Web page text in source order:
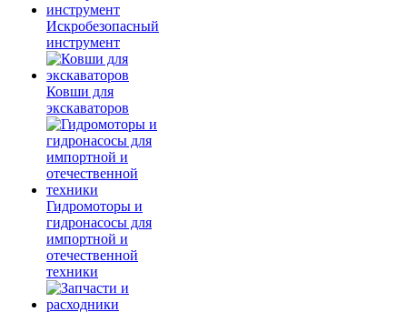
Искробезопасный
инструмент
Ковши для
экскаваторов
Гидромоторы и
гидронасосы для
импортной и
отечественной
техники